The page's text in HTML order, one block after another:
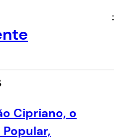
Cipriano, o